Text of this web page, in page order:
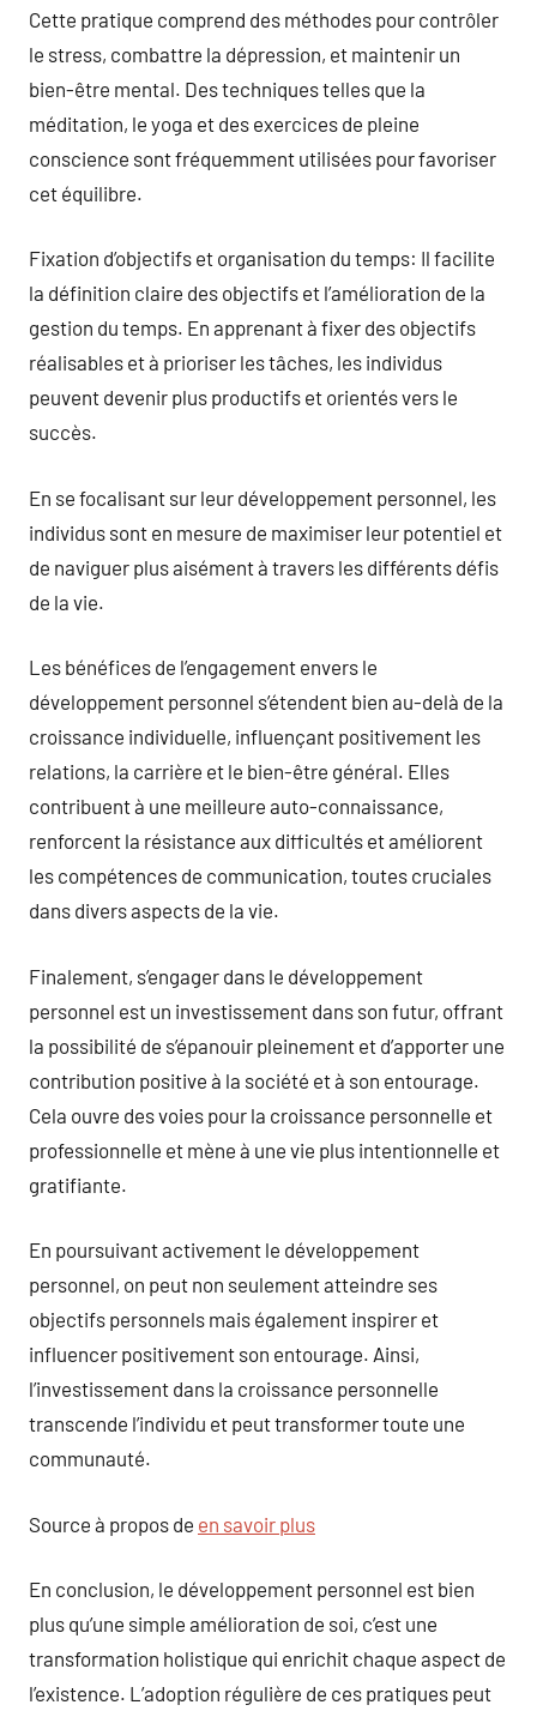
Cette pratique comprend des méthodes pour contrôler
le stress, combattre la dépression, et maintenir un
bien-être mental. Des techniques telles que la
méditation, le yoga et des exercices de pleine
conscience sont fréquemment utilisées pour favoriser
cet équilibre.
Fixation d’objectifs et organisation du temps: Il facilite
la définition claire des objectifs et l’amélioration de la
gestion du temps. En apprenant à fixer des objectifs
réalisables et à prioriser les tâches, les individus
peuvent devenir plus productifs et orientés vers le
succès.
En se focalisant sur leur développement personnel, les
individus sont en mesure de maximiser leur potentiel et
de naviguer plus aisément à travers les différents défis
de la vie.
Les bénéfices de l’engagement envers le
développement personnel s’étendent bien au-delà de la
croissance individuelle, influençant positivement les
relations, la carrière et le bien-être général. Elles
contribuent à une meilleure auto-connaissance,
renforcent la résistance aux difficultés et améliorent
les compétences de communication, toutes cruciales
dans divers aspects de la vie.
Finalement, s’engager dans le développement
personnel est un investissement dans son futur, offrant
la possibilité de s’épanouir pleinement et d’apporter une
contribution positive à la société et à son entourage.
Cela ouvre des voies pour la croissance personnelle et
professionnelle et mène à une vie plus intentionnelle et
gratifiante.
En poursuivant activement le développement
personnel, on peut non seulement atteindre ses
objectifs personnels mais également inspirer et
influencer positivement son entourage. Ainsi,
l’investissement dans la croissance personnelle
transcende l’individu et peut transformer toute une
communauté.
Source à propos de en savoir plus
En conclusion, le développement personnel est bien
plus qu’une simple amélioration de soi, c’est une
transformation holistique qui enrichit chaque aspect de
l’existence. L’adoption régulière de ces pratiques peut